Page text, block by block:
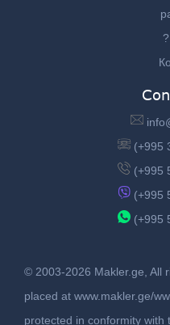
(+995
(+995
(+995
(+995
© 2003-2026 Makler.ge, All
placed at www.makler.ge/
protected in conformity with